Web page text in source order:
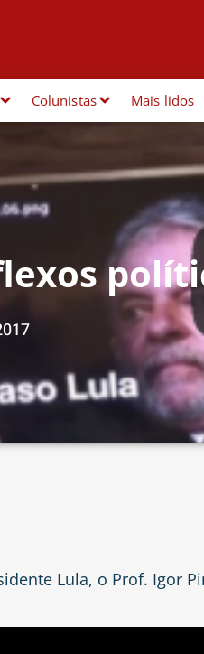
Colunistas Mais lidos
Lula, o Prof. Igor